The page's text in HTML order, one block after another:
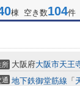
棟 空き数104件
所 大阪府大阪市天王
通 地下鉄御堂筋線 「